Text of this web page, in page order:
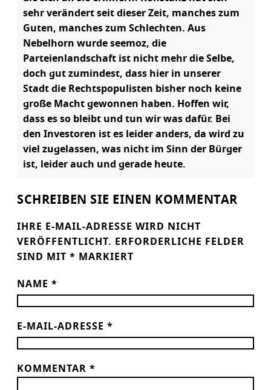
sehr verändert seit dieser Zeit, manches zum
Guten, manches zum Schlechten. Aus
Nebelhorn wurde seemoz, die
Parteienlandschaft ist nicht mehr die Selbe,
doch gut zumindest, dass hier in unserer
Stadt die Rechtspopulisten bisher noch keine
große Macht gewonnen haben. Hoffen wir,
dass es so bleibt und tun wir was dafür. Bei
den Investoren ist es leider anders, da wird zu
viel zugelassen, was nicht im Sinn der Bürger
ist, leider auch und gerade heute.
SCHREIBEN SIE EINEN KOMMENTAR
IHRE E-MAIL-ADRESSE WIRD NICHT
VERÖFFENTLICHT.
ERFORDERLICHE FELDER
SIND MIT * MARKIERT
NAME *
E-MAIL-ADRESSE *
KOMMENTAR *